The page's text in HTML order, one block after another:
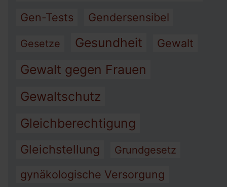
Gen-Tests
Gendersensibel
Gesetze Gesundheit Gewalt
Gewalt gegen Frauen
Gewaltschutz
Gleichberechtigung
Gleichstellung Grundgesetz
gynäkologische Versorgung